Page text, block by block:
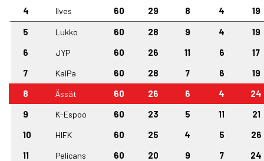
4 Ilves 60 29 8 4 19
5 Lukko 60 28 9 4 19
6 JYP 60 26 11 6 17
7 KalPa 60 28 7 6 19
8 Ässät 60 26 6 4 24
9 K-Espoo 60 23 5 11 21
10 HIFK 60 25 4 5 26
11 Pelicans 60 20 9 7 24